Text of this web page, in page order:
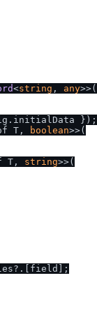
<string , any>>(
initialData });
T, boolean>>(
T, string>>(
?.[field];